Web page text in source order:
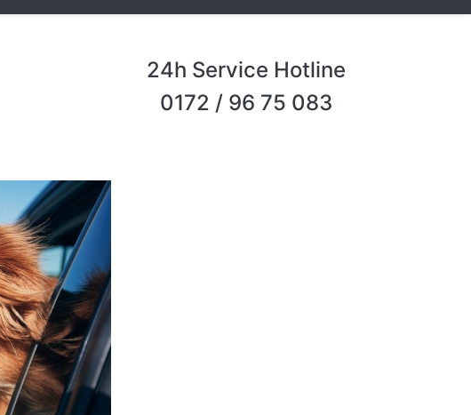
24h Service Hotline
0172 / 96 75 083